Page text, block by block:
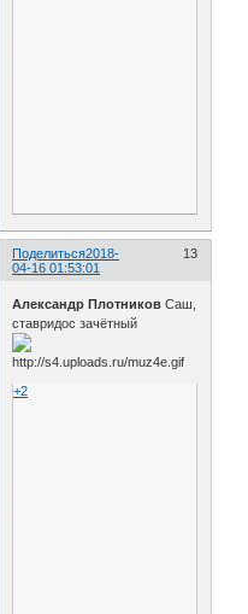
Поделиться 13
2018-
04-16 01:53:01
Александр Плотников Саш,
ставридос зачётный
+2